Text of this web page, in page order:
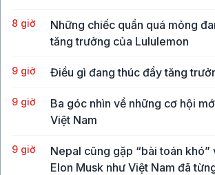
8 giờ
Những chiếc quần quá mỏng
tăng trưởng của Lululemon
9 giờ Điều gì đang thúc đẩy tăng
9 giờ
Ba góc nhìn về những cơ hội
Việt Nam
9 giờ
Nepal cũng gặp “bài toán khó”
Elon Musk như Việt Nam đã